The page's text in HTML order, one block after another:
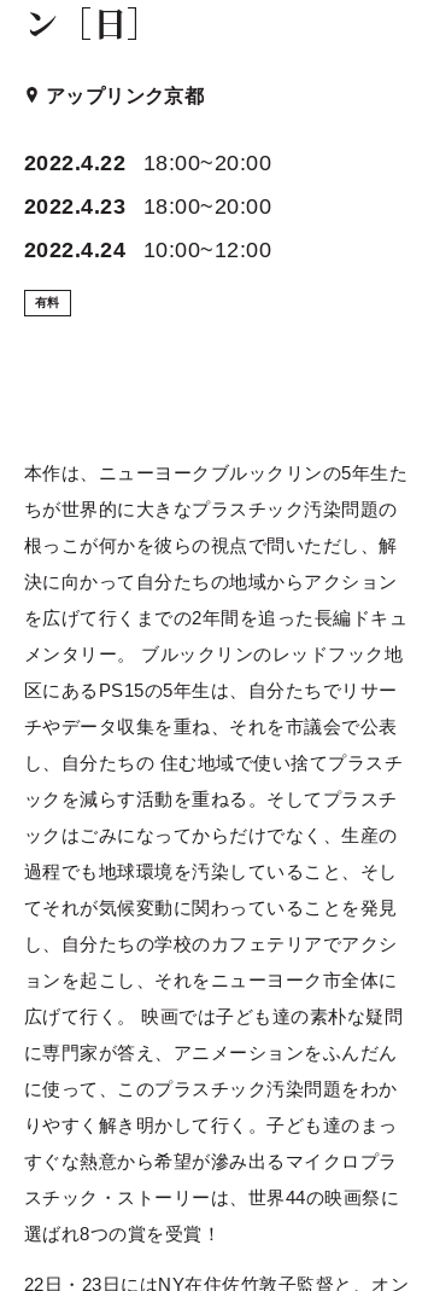
ン［日］
アップリンク京都
2022.4.22
18:00~20:00
2022.4.23
18:00~20:00
2022.4.24
10:00~12:00
有料
本作は、ニューヨークブルックリンの5年生た
ちが世界的に大きなプラスチック汚染問題の
根っこが何かを彼らの視点で問いただし、解
決に向かって自分たちの地域からアクション
を広げて行くまでの2年間を追った長編ドキュ
メンタリー。 ブルックリンのレッドフック地
区にあるPS15の5年生は、自分たちでリサー
チやデータ収集を重ね、それを市議会で公表
し、自分たちの 住む地域で使い捨てプラスチ
ックを減らす活動を重ねる。そしてプラスチ
ックはごみになってからだけでなく、生産の
過程でも地球環境を汚染していること、そし
てそれが気候変動に関わっていることを発見
し、自分たちの学校のカフェテリアでアクシ
ョンを起こし、それをニューヨーク市全体に
広げて行く。 映画では子ども達の素朴な疑問
に専門家が答え、アニメーションをふんだん
に使って、このプラスチック汚染問題をわか
りやすく解き明かして行く。子ども達のまっ
すぐな熱意から希望が滲み出るマイクロプラ
スチック・ストーリーは、世界44の映画祭に
選ばれ8つの賞を受賞！
22日・23日にはNY在住佐竹敦子監督と、オン